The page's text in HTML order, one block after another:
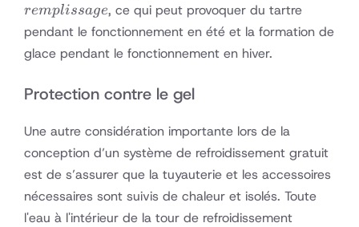
remplissage, ce qui peut provoquer du tartre
pendant le fonctionnement en été et la formation de
glace pendant le fonctionnement en hiver.
Protection contre le gel
Une autre considération importante lors de la
conception d’un système de refroidissement gratuit
est de s’assurer que la tuyauterie et les accessoires
nécessaires sont suivis de chaleur et isolés. Toute
l'eau à l'intérieur de la tour de refroidissement